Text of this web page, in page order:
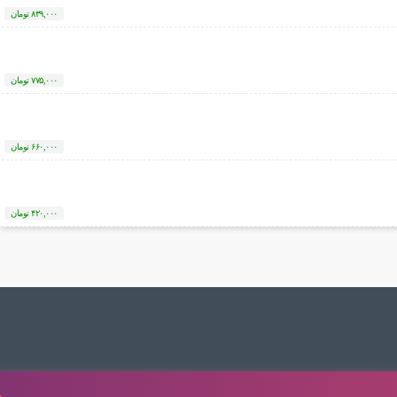
۸۳۹,۰۰۰ تومان
۷۷۵,۰۰۰ تومان
۶۶۰,۰۰۰ تومان
۴۲۰,۰۰۰ تومان